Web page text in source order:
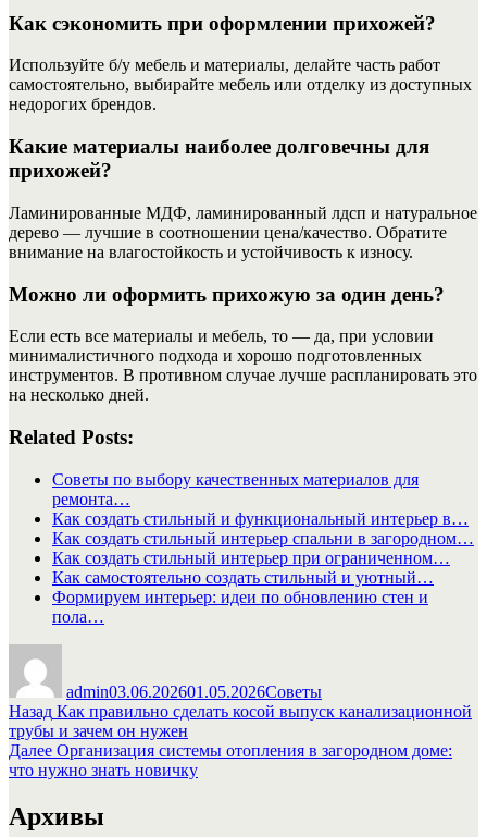
Как сэкономить при оформлении прихожей?
Используйте б/у мебель и материалы, делайте часть работ
самостоятельно, выбирайте мебель или отделку из доступных
недорогих брендов.
Какие материалы наиболее долговечны для
прихожей?
Ламинированные МДФ, ламинированный лдсп и натуральное
дерево — лучшие в соотношении цена/качество. Обратите
внимание на влагостойкость и устойчивость к износу.
Можно ли оформить прихожую за один день?
Если есть все материалы и мебель, то — да, при условии
минималистичного подхода и хорошо подготовленных
инструментов. В противном случае лучше распланировать это
на несколько дней.
Related Posts:
Советы по выбору качественных материалов для
ремонта…
Как создать стильный и функциональный интерьер в…
Как создать стильный интерьер спальни в загородном…
Как создать стильный интерьер при ограниченном…
Как самостоятельно создать стильный и уютный…
Формируем интерьер: идеи по обновлению стен и
пола…
admin03.06.202601.05.2026Советы
Навигация
по
записям
Назад Предыдущая
запись:
Как правильно сделать косой выпуск канализационной
трубы и зачем он нужен
Далее Следующая
запись:
Организация системы отопления в загородном доме:
что нужно знать новичку
Архивы